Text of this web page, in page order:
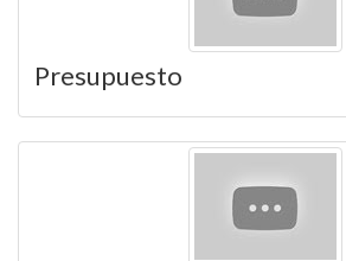
Presupuesto